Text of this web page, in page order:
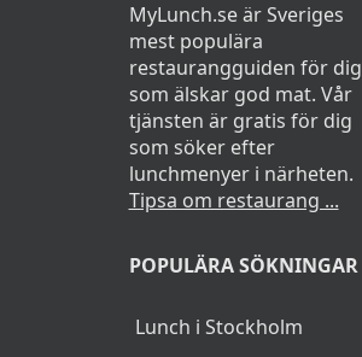
MyLunch.se är Sveriges
mest populära
restaurangguiden för dig
som älskar god mat. Vår
tjänsten är gratis för dig
som söker efter
lunchmenyer i närheten.
Tipsa om restaurang ...
POPULÄRA SÖKNINGAR
Lunch i Stockholm